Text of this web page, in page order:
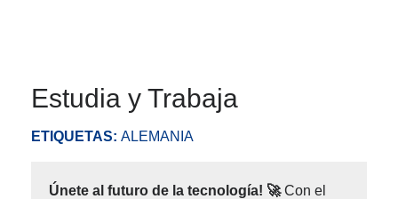
Estudia y Trabaja
ETIQUETAS: ALEMANIA
Únete al futuro de la tecnología! 🚀Con el